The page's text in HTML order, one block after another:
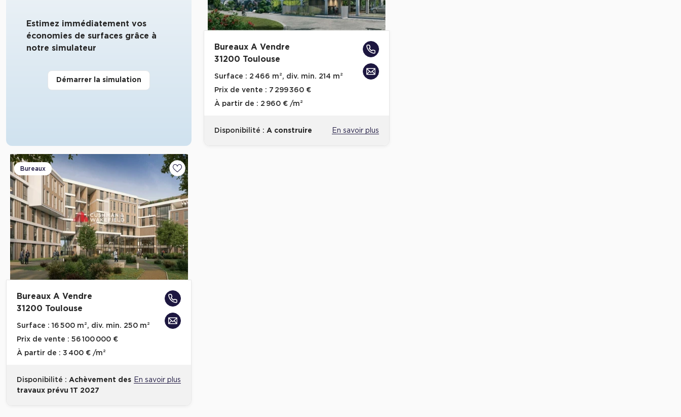
Estimez immédiatement vos
économies de surfaces grâce à
notre simulateur
Démarrer la simulation
Bureaux A Vendre
31200 Toulouse
Surface : 2 466 m², div. min. 214 m²
Prix de vente : 7 299 360 €
À partir de : 2 960 € /m²
Disponibilité :A construire En savoir plus
Bureaux
Ajouter aux favoris
Bureaux A Vendre
31200 Toulouse
Surface : 16 500 m², div. min. 250 m²
Prix de vente : 56 100 000 €
À partir de : 3 400 € /m²
Disponibilité : Achèvement des
travaux prévu 1T 2027
En savoir plus